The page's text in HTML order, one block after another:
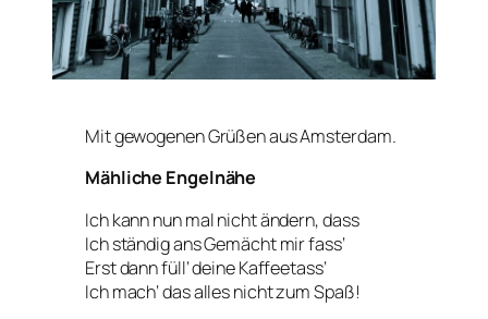
Mit gewogenen Grüßen aus Amsterdam.
Mähliche Engelnähe
Ich kann nun mal nicht ändern, dass
Ich ständig ans Gemächt mir fass‘
Erst dann füll‘ deine Kaffeetass‘
Ich mach‘ das alles nicht zum Spaß!